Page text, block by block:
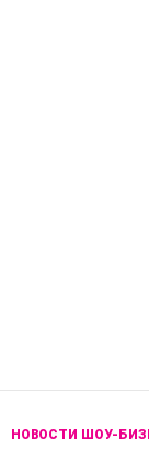
НОВОСТИ ШОУ-